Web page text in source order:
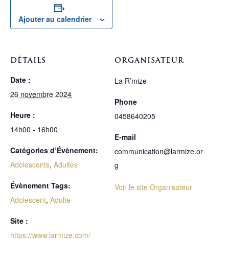
Ajouter au calendrier
DÉTAILS
Date :
26 novembre 2024
Heure :
14h00 - 16h00
Catégories d’Évènement:
Adolescents, Adultes
Évènement Tags:
Adolescent, Adulte
Site :
https://www.larmize.com/
ORGANISATEUR
La R’mize
Phone
0458640205
E-mail
communication@larmize.or
g
Voir le site Organisateur